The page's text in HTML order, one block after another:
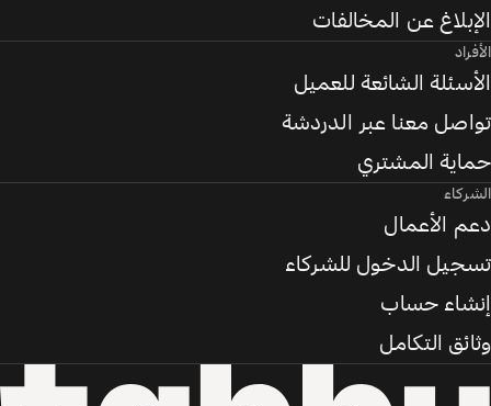
الإبلاغ عن المخالفات
الأفراد
الأسئلة الشائعة للعميل
تواصل معنا عبر الدردشة
حماية المشتري
الشركاء
دعم الأعمال
تسجيل الدخول للشركاء
إنشاء حساب
وثائق التكامل